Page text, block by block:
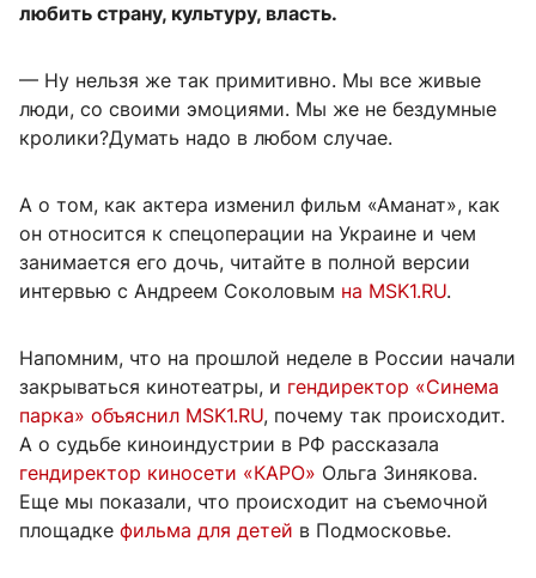
любить страну, культуру, власть.
— Ну нельзя же так примитивно. Мы все живые
люди, со своими эмоциями. Мы же не бездумные
кролики?Думать надо в любом случае.
А о том, как актера изменил фильм «Аманат», как
он относится к спецоперации на Украине и чем
занимается его дочь, читайте в полной версии
интервью с Андреем Соколовым на MSK1.RU.
Напомним, что на прошлой неделе в России начали
закрываться кинотеатры, и гендиректор «Синема
парка» объяснил MSK1.RU, почему так происходит.
А о судьбе киноиндустрии в РФ рассказала
гендиректор киносети «КАРО» Ольга Зинякова.
Еще мы показали, что происходит на съемочной
площадке фильма для детей в Подмосковье.